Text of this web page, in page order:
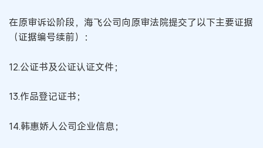
在原审诉讼阶段，海飞公司向原审法院提交了以下主要证据
（证据编号续前）：
12.公证书及公证认证文件；
13.作品登记证书；
14.韩惠娇人公司企业信息；